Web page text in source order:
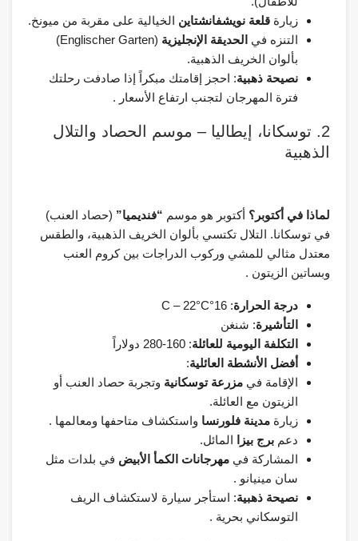
زيارة قلعة نويشفانشتاين الخيالية على مقربة من ميونخ.
التنزه في الحديقة الإنجليزية
(Englischer Garten)
بألوان الخريف الذهبية.
نصيحة ذهبية: احجز إقامتك مبكراً إذا صادفت رحلتك
فترة المهرجان لتجنب ارتفاع الأسعار .
2. توسكانا، إيطاليا – موسم الحصاد والتلال
الذهبية
لماذا في أكتوبر؟ أكتوبر هو موسم “فنديميا” (حصاد العنب)
في توسكانا. التلال تكتسي بألوان الخريف الذهبية، والطقس
معتدل مثالي للمشي وركوب الدراجات بين كروم العنب
وبساتين الزيتون .
درجة الحرارة: 16°C – 22°C
التأشيرة: شنغن
التكلفة اليومية للعائلة: 160-280 دولاراً
أفضل الأنشطة العائلية:
الإقامة في مزرعة توسكانية وتجربة حصاد العنب أو
الزيتون مع العائلة.
زيارة مدينة فلورنسا واستكشاف متاحفها ومعالمها .
دعم برج بيزا
المائل.
المشاركة في مهرجانات الكمأ الأبيض في بلدات مثل
سان مينيانو .
نصيحة ذهبية: استأجر سيارة لاستكشاف الريف
التوسكاني بحرية .